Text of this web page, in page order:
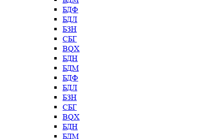
БДФ
БДЛ
БЗН
СБГ
BQX
БДН
БДМ
БДФ
БДЛ
БЗН
СБГ
BQX
БДН
БДМ